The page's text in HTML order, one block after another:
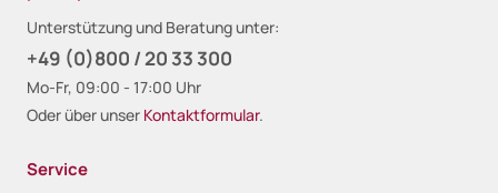
Unterstützung und Beratung unter:
+49 (0)800 / 20 33 300
Mo-Fr, 09:00 - 17:00 Uhr
Oder über unser Kontaktformular.
Service